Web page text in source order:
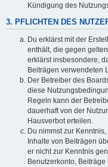
Kündigung des
3. PFLICHTEN DES
Du erklärst mit der
enthält, die gegen
erklärst insbesondere,
Beiträgen verwendeten
Der Betreiber des
diese
Regeln kann der
dauerhaft von der
Hausverbot erteilen.
Du nimmst zur
Inhalte von Beiträgen
er nicht zur Kenntnis
Benutzerkonto,